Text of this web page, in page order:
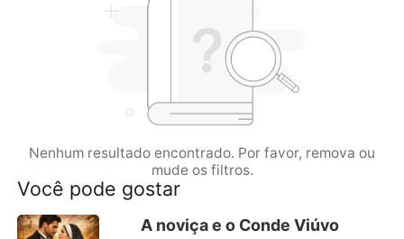
Nenhum resultado encontrado. Por favor, remova ou
mude os filtros.
Você pode gostar
A noviça e o Conde Viúvo